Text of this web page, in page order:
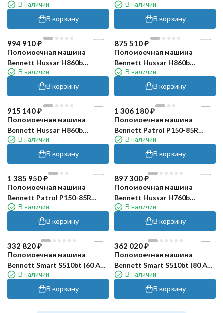
(300Ач, Li)
В наличии
В корзину
(150Ач, Li)
В наличии
В корзину
994 910₽
Поломоечная машина
Bennett Hussar H860b
(300Ач, Li)
В наличии
В корзину
875 510₽
Поломоечная машина
Bennett Hussar H860b
(150Ач, Li)
В наличии
В корзину
915 140₽
Поломоечная машина
Bennett Hussar H860b
(200Ач, Li)
В наличии
В корзину
1 306 180₽
Поломоечная машина
Bennett Patrol P150-85R
(200Ач Li)
В наличии
В корзину
1 385 950₽
Поломоечная машина
Bennett Patrol P150-85R
(300Ач Li)
В наличии
В корзину
897 300₽
Поломоечная машина
Bennett Hussar H760b
(200Ач, Li)
В наличии
В корзину
332 820₽
Поломоечная машина
Bennett Smart S510bt (60 Ач,
Li) В наличии
В корзину
362 020₽
Поломоечная машина
Bennett Smart S510bt (80 Ач,
Li) В наличии
В корзину